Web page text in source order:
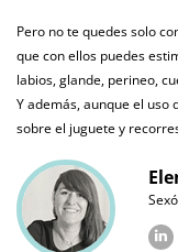
animales
Envío discreto
Garantías
Producto
original
¿Cuándo lo
recibo?
Pero no te quedes solo
que con ellos puedes
labios, glande, perineo,
Y además, aunque el uso
sobre el juguete y